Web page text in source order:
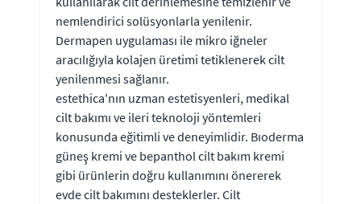
nemlendirici solüsyonlarla yenilenir.
Dermapen uygulaması ile mikro iğneler
aracılığıyla kolajen üretimi tetiklenerek cilt
yenilenmesi sağlanır.
estethica'nın uzman estetisyenleri, medikal
cilt bakımı ve ileri teknoloji yöntemleri
konusunda eğitimli ve deneyimlidir. Bıoderma
güneş kremi ve bepanthol cilt bakım kremi
gibi ürünlerin doğru kullanımını önererek
evde cilt bakımını desteklerler. Cilt